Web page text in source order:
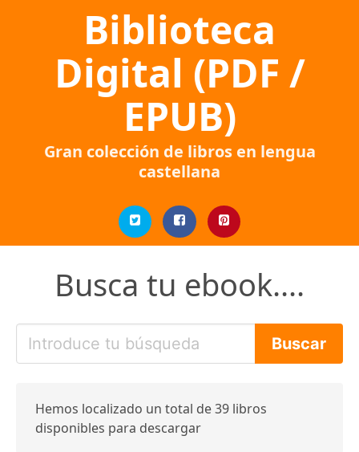
Biblioteca
Digital (PDF /
EPUB)
Gran colección de libros en lengua
castellana
Busca tu ebook....
Hemos localizado un total de 39 libros
disponibles para descargar